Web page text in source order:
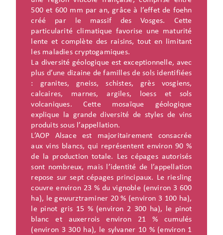
500 et 600 mm par an, grâce à l’effet de foehn
créé par le massif des Vosges. Cette
particularité climatique favorise une maturité
lente et complète des raisins, tout en limitant
les maladies cryptogamiques.
La diversité géologique est exceptionnelle, avec
plus d’une dizaine de familles de sols identifiées
: granites, gneiss, schistes, grès vosgiens,
calcaires, marnes, argiles, loess et sols
volcaniques. Cette mosaïque géologique
explique la grande diversité de styles de vins
produits sous l’appellation.
L’AOP Alsace est majoritairement consacrée
aux vins blancs, qui représentent environ 90 %
de la production totale. Les cépages autorisés
sont nombreux, mais l’identité de l’appellation
repose sur sept cépages principaux. Le riesling
couvre environ 23 % du vignoble (environ 3 600
ha), le gewurztraminer 20 % (environ 3 100 ha),
le pinot gris 15 % (environ 2 300 ha), le pinot
blanc et auxerrois environ 21 % cumulés
(environ 3 300 ha), le sylvaner 10 % (environ 1